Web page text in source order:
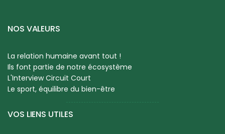
NOS VALEURS
La relation humaine avant tout !
Ils font partie de notre écosystème
L'Interview Circuit Court
Le sport, équilibre du bien-être
VOS LIENS UTILES